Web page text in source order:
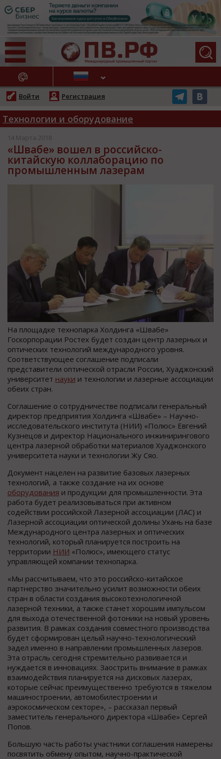
НОВОСТИ
Войти Регистрация
Технологии и оборудование
14 Марта 2018
«Швабе» вошел в российско-
китайскую коллаборацию по
промышленным лазерам
На площадке технопарка Холдинга «Швабе»
Госкорпорации Ростех будет создан центр лазерных и
оптических технологий международного уровня.
Соответствующее соглашение подписали
представители оптической отрасли России, Хуаджонский
университет науки и технологии и лазерные ассоциации
обеих стран.
Соглашение о сотрудничестве подписали генеральный
директор предприятия Холдинга «Швабе» – Научно-
исследовательского института (НИИ) «Полюс» Евгений
Кузнецов и директор Национального инжинирингового
центра лазерной обработки материалов Хуаджонского
университета науки и технологии Жу Сяо.
Документ нацелен на развитие базовых лазерных
технологий, а также создание на их основе
оборудования и продукции для промышленности. Эта
работа будет реализовываться при активном
содействии российской Лазерной ассоциации (ЛАС) и
Лазерной ассоциации оптической долины Ухань на базе
Международного центра лазерных и оптических
технологий, который планируется построить на
территории НИИ «Полюс», имеющего статус
управляющей компании технопарка.
«Мы рассчитываем, что это российско-китайское
партнерство значительно усилит возможности обеих
стран в области создания высокотехнологичной
лазерной техники, а также станет хорошим импульсом
для выхода отечественной фотоники на новый уровень
развития. В рамках создания совместного производства
будет сформирован целый научно-технологический
задел именно в направлении промышленных лазеров.
Эта отрасль сегодня стремительно развивается и
нуждается в инновациях. Заострить внимание в рамках
взаимодействия планируется на дисковых лазерах,
которые сейчас преимущественно требуются в тяжелом
машиностроении, автомобилестроении и
аэрокосмическом секторе», – рассказал первый
заместитель генерального директора «Швабе» Сергей
Попов.
Большую часть работы участники соглашения намерены
посвятить обмену опытом, научно-практической